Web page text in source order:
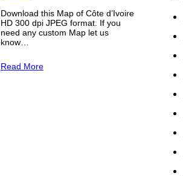
Download this Map of Côte d’Ivoire
HD 300 dpi JPEG format. If you
need any custom Map let us
know…
Read More